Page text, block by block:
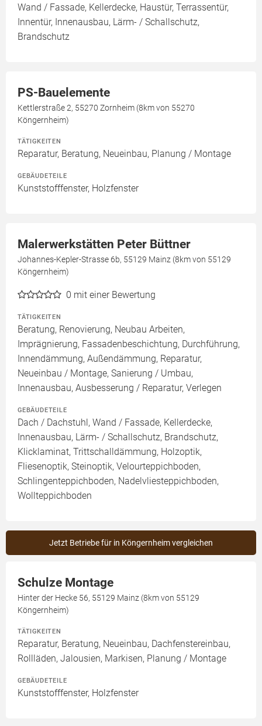
Wand / Fassade, Kellerdecke, Haustür, Terrassentür,
Innentür, Innenausbau, Lärm- / Schallschutz,
Brandschutz
PS-Bauelemente
Kettlerstraße 2, 55270 Zornheim (8km von 55270
Köngernheim)
TÄTIGKEITEN
Reparatur, Beratung, Neueinbau, Planung / Montage
GEBÄUDETEILE
Kunststofffenster, Holzfenster
Malerwerkstätten Peter Büttner
Johannes-Kepler-Strasse 6b, 55129 Mainz (8km von 55129
Köngernheim)
0 mit einer Bewertung
TÄTIGKEITEN
Beratung, Renovierung, Neubau Arbeiten,
Imprägnierung, Fassadenbeschichtung, Durchführung,
Innendämmung, Außendämmung, Reparatur,
Neueinbau / Montage, Sanierung / Umbau,
Innenausbau, Ausbesserung / Reparatur, Verlegen
GEBÄUDETEILE
Dach / Dachstuhl, Wand / Fassade, Kellerdecke,
Innenausbau, Lärm- / Schallschutz, Brandschutz,
Klicklaminat, Trittschalldämmung, Holzoptik,
Fliesenoptik, Steinoptik, Velourteppichboden,
Schlingenteppichboden, Nadelvliesteppichboden,
Wollteppichboden
Jetzt Betriebe für in Köngernheim vergleichen
Schulze Montage
Hinter der Hecke 56, 55129 Mainz (8km von 55129
Köngernheim)
TÄTIGKEITEN
Reparatur, Beratung, Neueinbau, Dachfenstereinbau,
Rollläden, Jalousien, Markisen, Planung / Montage
GEBÄUDETEILE
Kunststofffenster, Holzfenster